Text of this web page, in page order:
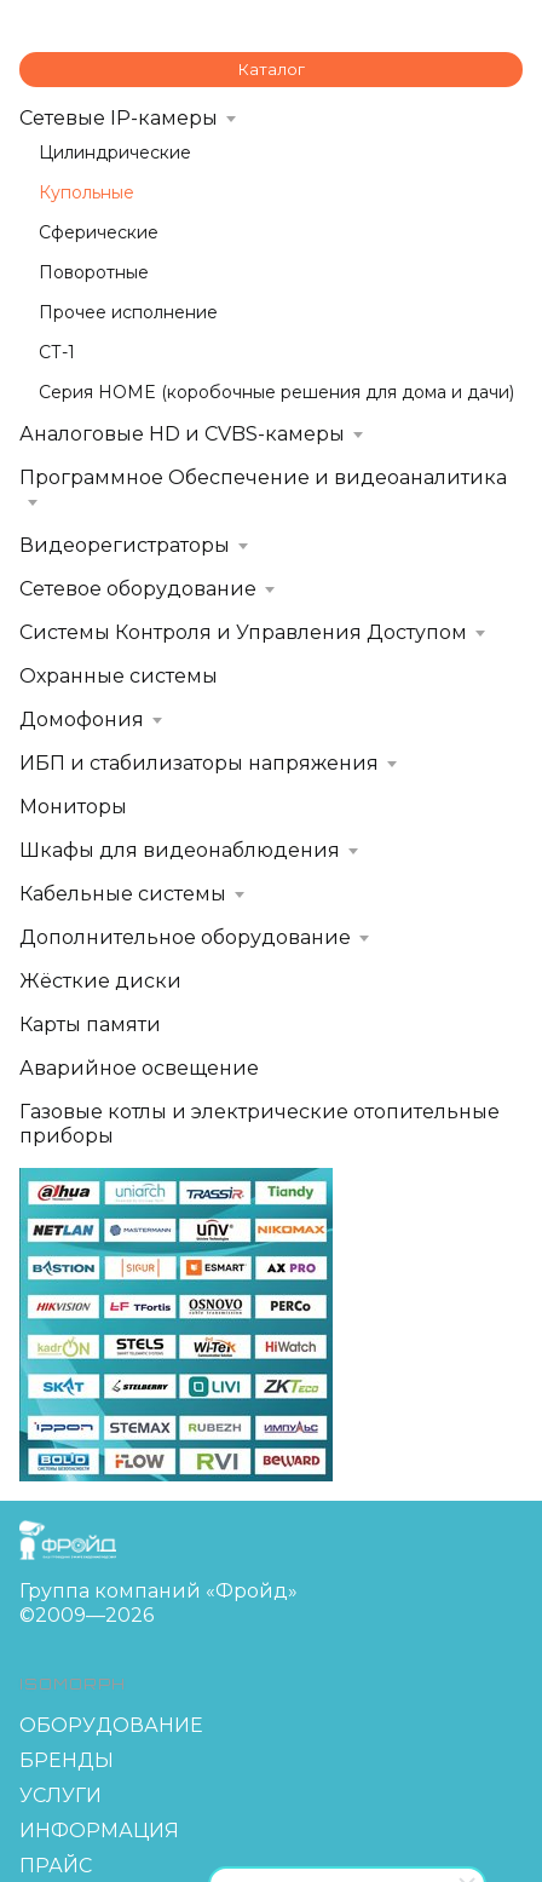
Каталог
Сетевые IP-камеры
Цилиндрические
Купольные
Сферические
Поворотные
Прочее исполнение
СТ-1
Серия HOME (коробочные решения для дома и дачи)
Аналоговые HD и CVBS-камеры
Программное Обеспечение и видеоаналитика
Видеорегистраторы
Сетевое оборудование
Системы Контроля и Управления Доступом
Охранные системы
Домофония
ИБП и стабилизаторы напряжения
Мониторы
Шкафы для видеонаблюдения
Кабельные системы
Дополнительное оборудование
Жёсткие диски
Карты памяти
Аварийное освещение
Газовые котлы и электрические отопительные
приборы
FreudGroup
Группа компаний «Фройд»
©2009—2026
ISOMORPH
ОБОРУДОВАНИЕ
БРЕНДЫ
УСЛУГИ
ИНФОРМАЦИЯ
ПРАЙС